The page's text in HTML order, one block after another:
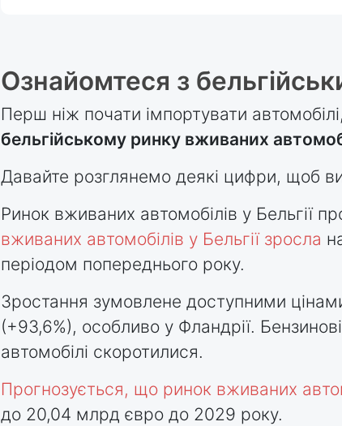
Ознайомтеся з
Перш ніж почати імпортувати
бельгійському ринку вживаних
Давайте розглянемо деякі цифри, щоб
Ринок вживаних автомобілів у Бельгії
вживаних автомобілів у Бельгії зросла
періодом попереднього року.
Зростання зумовлене доступними
(+93,6%), особливо у Фландрії.
автомобілі скоротилися.
Прогнозується, що ринок вживаних
до 20,04 млрд євро до 2029 року.